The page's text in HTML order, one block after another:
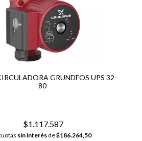
GRUNDFOS UPS 32-
80
$1.117.587
sin interés de$186.264,50